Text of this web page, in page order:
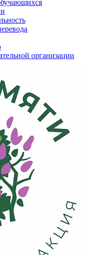
организации